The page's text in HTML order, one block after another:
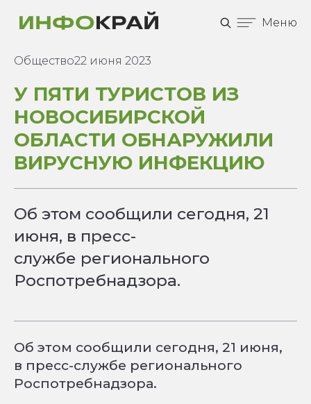
Меню
Общество22 июня 2023
У ПЯТИ ТУРИСТОВ ИЗ
НОВОСИБИРСКОЙ
ОБЛАСТИ ОБНАРУЖИЛИ
ВИРУСНУЮ ИНФЕКЦИЮ
Об этом сообщили сегодня, 21
июня, в пресс-
службе регионального
Роспотребнадзора.
Об этом сообщили сегодня, 21 июня,
в пресс-службе регионального
Роспотребнадзора.